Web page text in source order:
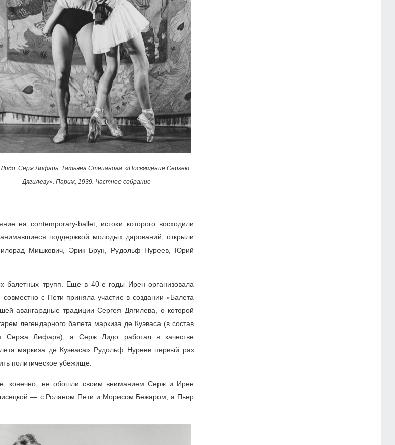
Серж Лифарь, Татьяна Степанова. «Посвящение Сергею
Дягилеву». Париж, 1939. Частное собрание
на contemporary-ballet, истоки которого восходили
поддержкой молодых дарований, открыли
Мишкович, Эрик Брун, Рудольф Нуреев, Юрий
балетных трупп. Еще в 40-егоды Ирен организовала
с Пети приняла участие в создании «Балета
авангардные традиции Сергея Дягилева, о которой
легендарного балета маркиза де Куэваса (в состав
Сержа Лифаря), а Серж Лидо работал в качестве
маркиза де Куэваса» Рудольф Нуреев первый раз
политическое убежище.
конечно, не обошли своим вниманием Серж и Ирен
— с Роланом Пети и Морисом Бежаром, а Пьер